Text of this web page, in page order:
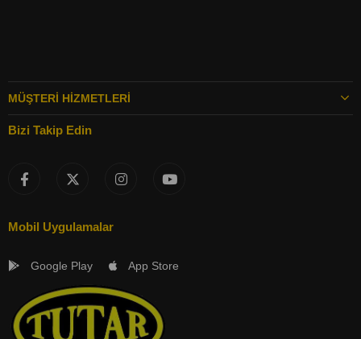
MÜŞTERI HIZMETLERI
Bizi Takip Edin
Mobil Uygulamalar
Google Play App Store